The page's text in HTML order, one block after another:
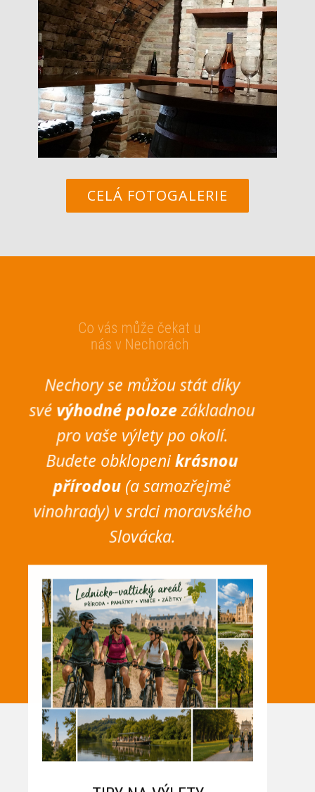
CELÁ FOTOGALERIE
Co vás může čekat u
nás v Nechorách
Nechory se můžou stát díky
své výhodné polozezákladnou
pro vaše výlety po okolí.
Budete obklopenikrásnou
přírodou (a samozřejmě
vinohrady) v srdci moravského
Slovácka.